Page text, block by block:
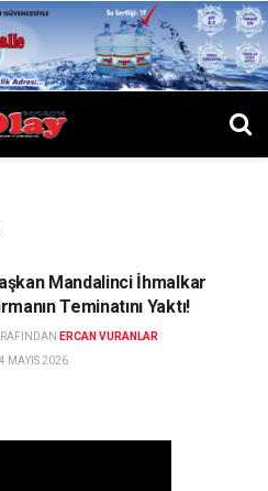
Mandalinci İhmalkar
Teminatını Yaktı!
ERCAN VURANLAR
4 MAYIS 2026